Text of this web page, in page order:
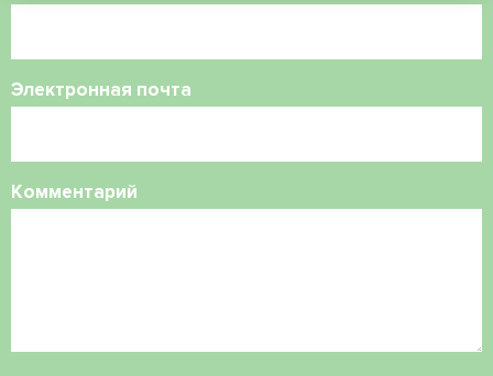
Электронная почта
Комментарий